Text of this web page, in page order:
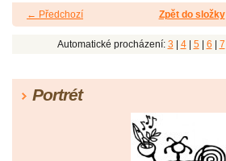
← Předchozí Zpět do složky
Automatické procházení: 3 4| 5| 6 7
Portrét